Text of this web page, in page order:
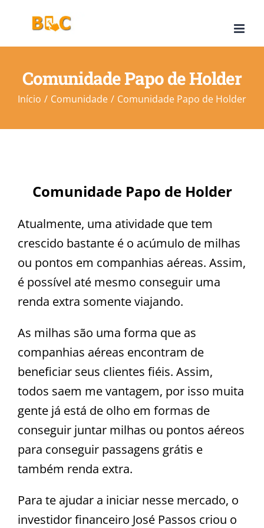
o
Comunidade Papo de Holder
Início Comunidade Comunidade Papo de Holder
Comunidade Papo de Holder
Atualmente, uma atividade que tem
crescido bastante é o acúmulo de milhas
ou pontos em companhias aéreas. Assim,
é possível até mesmo conseguir uma
renda extra somente viajando.
As milhas são uma forma que as
companhias aéreas encontram de
beneficiar seus clientes fiéis. Assim,
todos saem me vantagem, por isso muita
gente já está de olho em formas de
conseguir juntar milhas ou pontos aéreos
para conseguir passagens grátis e
também renda extra.
Para te ajudar a iniciar nesse mercado, o
investidor financeiro José Passos criou o